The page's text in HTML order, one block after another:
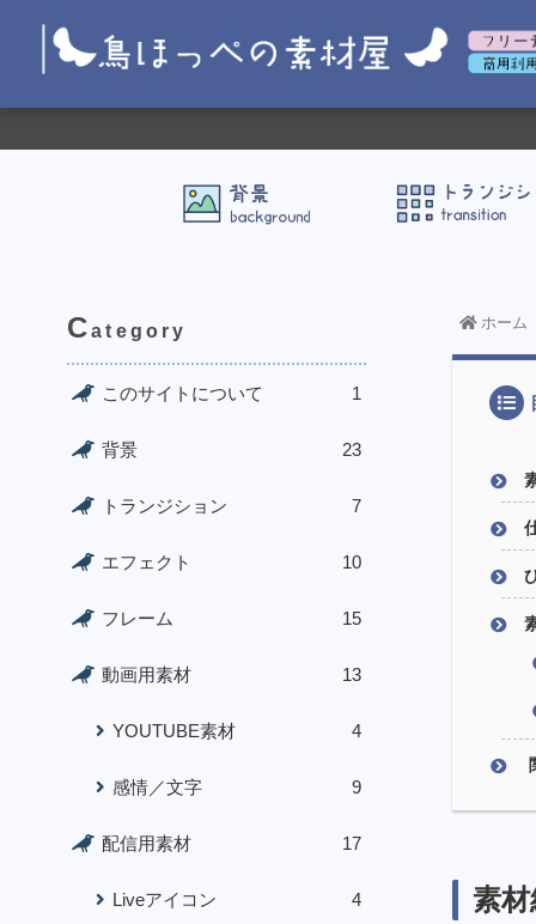
ホーム
素
Category
このサイトについて 1
背景 23
トランジション 7
エフェクト 10
フレーム 15
動画用素材 13
YOUTUBE素材 4
感情／文字 9
配信用素材 17
Liveアイコン 4